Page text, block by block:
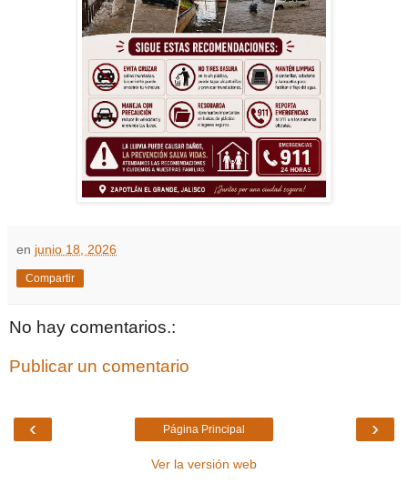
en junio 18, 2026
Compartir
No hay comentarios.:
Publicar un comentario
‹ ›
Página Principal
Ver la versión web